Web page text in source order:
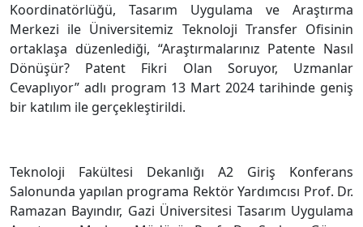
Koordinatörlüğü, Tasarım Uygulama ve Araştırma
Merkezi ile Üniversitemiz Teknoloji Transfer Ofisinin
ortaklaşa düzenlediği, “Araştırmalarınız Patente Nasıl
Dönüşür? Patent Fikri Olan Soruyor, Uzmanlar
Cevaplıyor” adlı program 13 Mart 2024 tarihinde geniş
bir katılım ile gerçekleştirildi.
Teknoloji Fakültesi Dekanlığı A2 Giriş Konferans
Salonunda yapılan programa Rektör Yardımcısı Prof. Dr.
Ramazan Bayındır, Gazi Üniversitesi Tasarım Uygulama